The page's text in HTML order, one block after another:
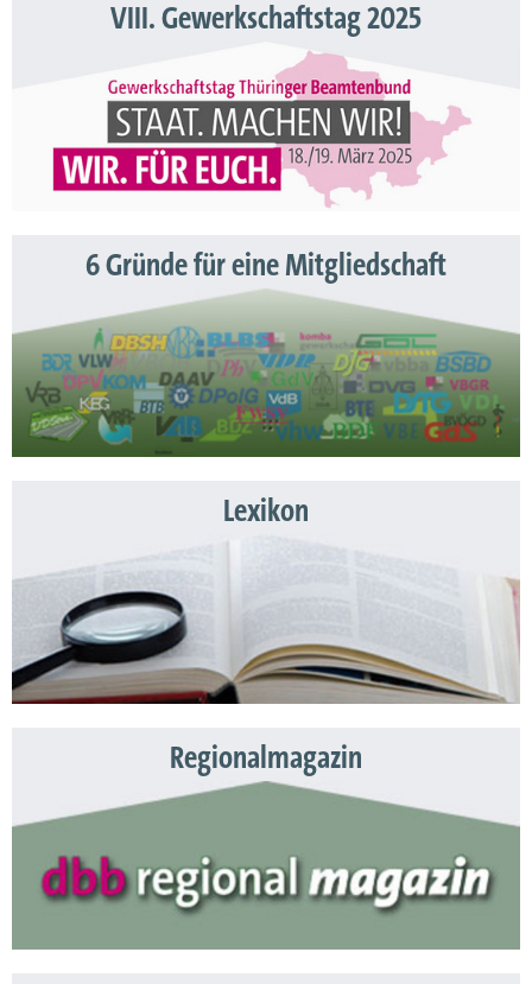
VIII. Gewerkschaftstag 2025
6 Gründe für eine Mitgliedschaft
Lexikon
Regionalmagazin